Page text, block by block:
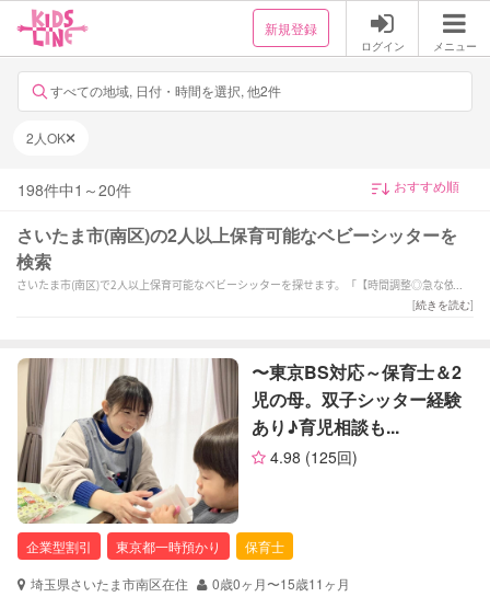
新規登録
ログイン メニュー
すべての地域, 日付・時間を選択, 他2件
2人OK
198件中1 ～20件
さいたま市(南区)の2人以上保育可能なベビーシッターを
検索
さいたま市(南区)で2人以上保育可能なベビーシッターを探せます。「【時間調整◎急な依頼
◎】新宿まで20分、都内の方でもお気軽にご相談ください。」「【現役ママ保育士】
さいたま市(南区)で様々なスキルを持ったサポーターの中から、ご予算や依頼内容に合わせて
選んでいただけます。
[続きを読む]
〜東京BS対応～保育士＆2
児の母。双子シッター経験
あり♪育児相談も...
4.98 (125回)
企業型割引 東京都一時預かり
保育士
埼玉県さいたま市南区在住
0歳0ヶ月〜15歳11ヶ月